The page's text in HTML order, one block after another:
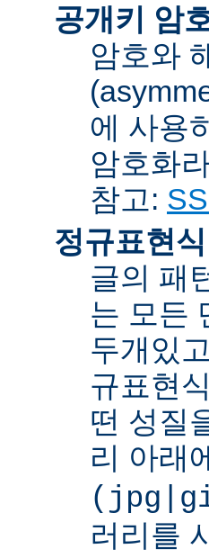
공개키 암
암호와
에 사용
암호화
참고:
정규표현
글의 패
는 모든
두개있
규표현
떤 성질
리 아래
러리를